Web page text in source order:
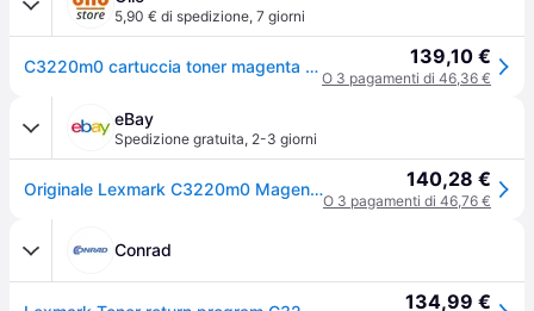
5,90 € di spedizione, 7 giorni
C3220m0 cartuccia toner magenta 1 pezzo(i) 139,10 €
O 3 pagamenti di 46,36 €
eBay
Spedizione gratuita, 2-3 giorni
Originale Lexmark C3220m0 Magenta Per Lexmark C3224 C3326 Mc3224 Mc3326 Capac 140,28 €
O 3 pagamenti di 46,76 €
Conrad
134,99 €